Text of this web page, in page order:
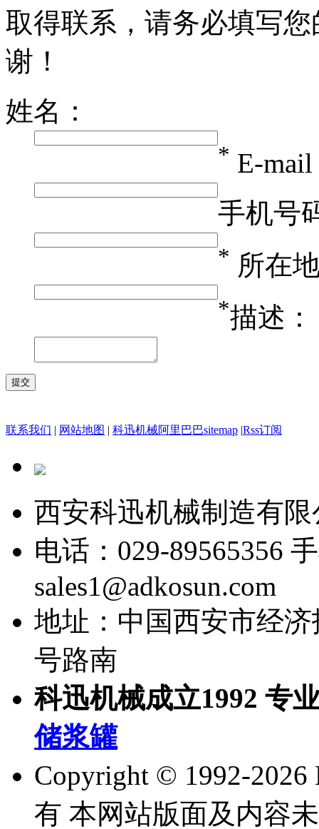
取得联系，请务必填写
谢！
姓名：
* E-
手机号
* 所在
*描述：
联系我们 | 网站地图 | 科迅机械阿里巴巴sitemap |Rss订阅
西安科迅机械制造有
电话：029-89565356
sales1@adkosun.com
地址：中国西安市经
号路南
科迅机械成立1992 专
储浆罐
Copyright © 1992-2026
有 本网站版面及内容